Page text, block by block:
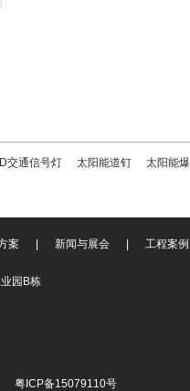
交通信号灯 太阳能道钉 太阳能
案 新闻与展会 工程案例
园B栋
粤ICP备15079110号